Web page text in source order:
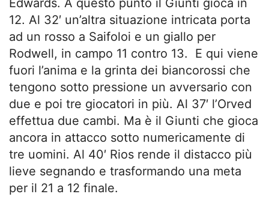
Edwards. A questo punto il Giunti gioca in
12. Al 32′ un’altra situazione intricata porta
ad un rosso a Saifoloi e un giallo per
Rodwell, in campo 11 contro 13. E qui viene
fuori l’anima e la grinta dei biancorossi che
tengono sotto pressione un avversario con
due e poi tre giocatori in più. Al 37′ l’Orved
effettua due cambi. Ma è il Giunti che gioca
ancora in attacco sotto numericamente di
tre uomini. Al 40′ Rios rende il distacco più
lieve segnando e trasformando una meta
per il 21 a 12 finale.